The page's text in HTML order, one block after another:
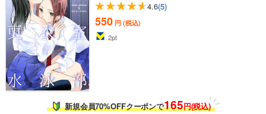
4.6(5)
550 円 (税込)
2pt
新規会員70%OFFクーポンで165円(税込)